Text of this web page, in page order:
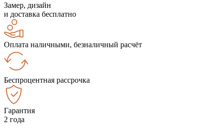
Замер, дизайн
и доставка бесплатно
Оплата наличными, безналичный расчёт
Беспроцентная рассрочка
Гарантия
2 года